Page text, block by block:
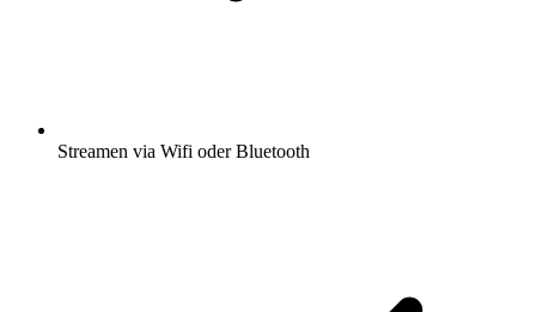
Streamen via Wifi oder Bluetooth